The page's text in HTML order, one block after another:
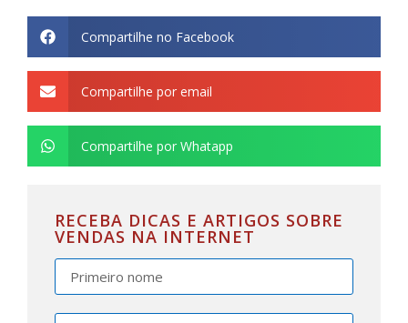
Compartilhe no Facebook
Compartilhe por email
Compartilhe por Whatapp
RECEBA DICAS E ARTIGOS SOBRE
VENDAS NA INTERNET